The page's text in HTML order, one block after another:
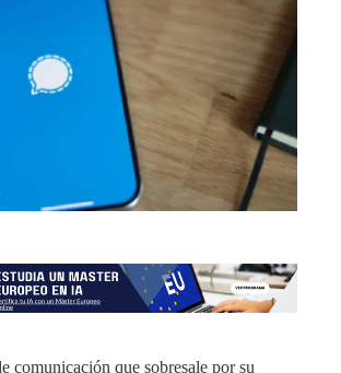
comunicación que sobresale por su